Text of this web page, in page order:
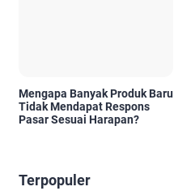
Mengapa Banyak Produk Baru
Tidak Mendapat Respons
Pasar Sesuai Harapan?
Terpopuler